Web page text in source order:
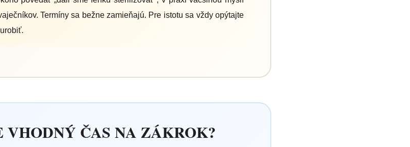
Termíny sa bežne zamieňajú. Pre istotu sa vždy opýtajte
VHODNÝ ČAS NA ZÁKROK?